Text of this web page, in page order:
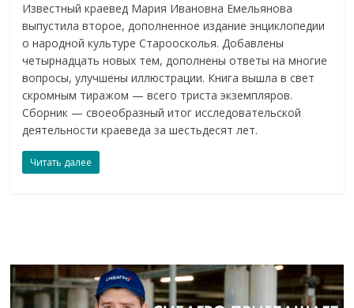
Известный краевед Мария Ивановна Емельянова
выпустила второе, дополненное издание энциклопедии
о народной культуре Староосколья. Добавлены
четырнадцать новых тем, дополнены ответы на многие
вопросы, улучшены иллюстрации. Книга вышла в свет
скромным тиражом — всего триста экземпляров.
Сборник — своеобразный итог исследовательской
деятельности краеведа за шестьдесят лет.
Читать далее